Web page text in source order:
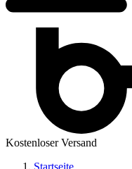
Kostenloser Versand